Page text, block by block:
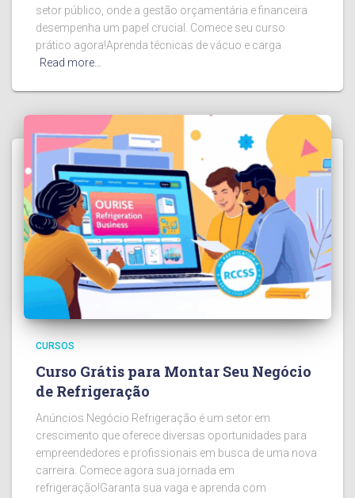
setor público, onde a gestão orçamentária e financeira
desempenha um papel crucial. Comece seu curso
prático agora!Aprenda técnicas de vácuo e carga
Read more…
CURSOS
Curso Grátis para Montar Seu Negócio
de Refrigeração
Anúncios Negócio Refrigeração é um setor em
crescimento que oferece diversas oportunidades para
empreendedores e profissionais em busca de uma nova
carreira. Comece agora sua jornada em
refrigeração!Garanta sua vaga e aprenda com